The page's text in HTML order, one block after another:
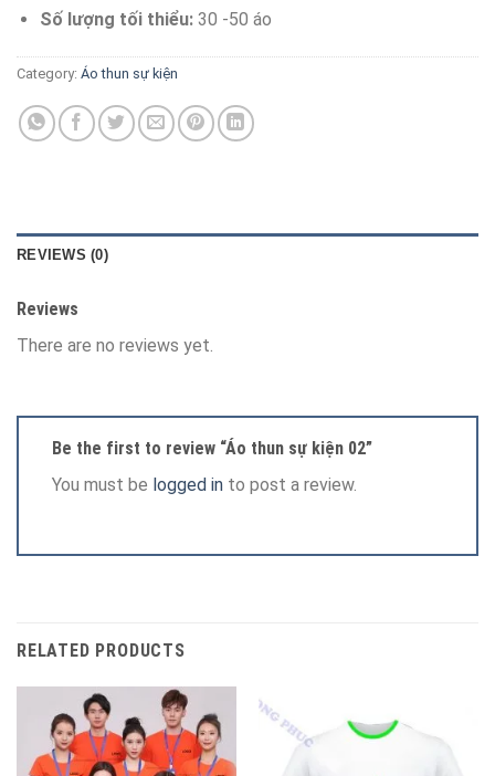
Số lượng tối thiểu: 30 -50 áo
Category: Áo thun sự kiện
REVIEWS (0)
Reviews
There are no reviews yet.
Be the first to review “Áo thun sự kiện 02”
You must be logged in to post a review.
RELATED PRODUCTS